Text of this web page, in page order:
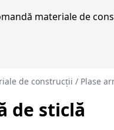
de construcții / Plase
de sticlă